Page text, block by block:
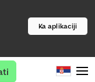
Ka aplikaciji